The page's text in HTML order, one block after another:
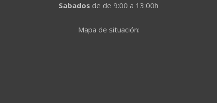
Sabados de de 9:00 a 13:00h
Mapa de situación: